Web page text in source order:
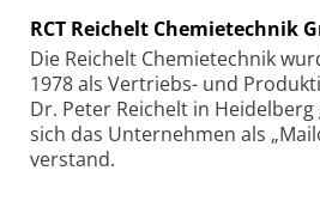
RCT Reichelt Chemietechnik
Die Reichelt Chemietechnik
1978 als Vertriebs- und
Dr. Peter Reichelt in
sich das Unternehmen als
verstand.